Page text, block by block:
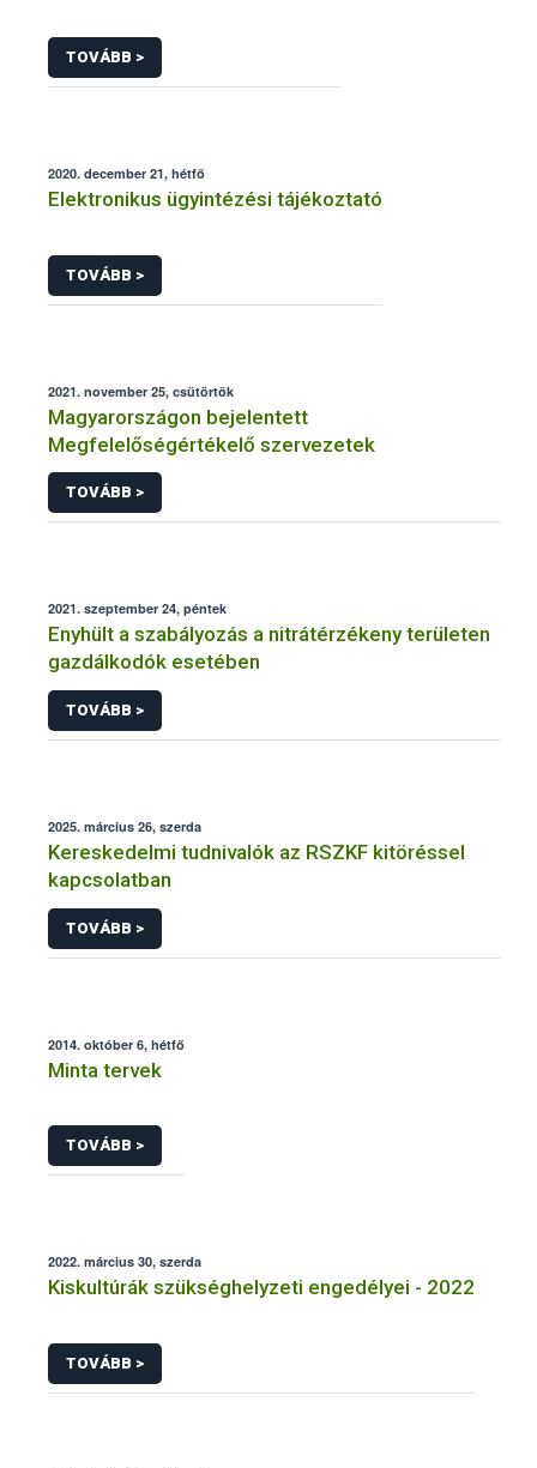
TOVÁBB >
2020. december 21, hétfő
Elektronikus ügyintézési tájékoztató
TOVÁBB >
2021. november 25, csütörtök
Magyarországon bejelentett
Megfelelőségértékelő szervezetek
TOVÁBB >
2021. szeptember 24, péntek
Enyhült a szabályozás a nitrátérzékeny területen
gazdálkodók esetében
TOVÁBB >
2025. március 26, szerda
Kereskedelmi tudnivalók az RSZKF kitöréssel
kapcsolatban
TOVÁBB >
2014. október 6, hétfő
Minta tervek
TOVÁBB >
2022. március 30, szerda
Kiskultúrák szükséghelyzeti engedélyei - 2022
TOVÁBB >